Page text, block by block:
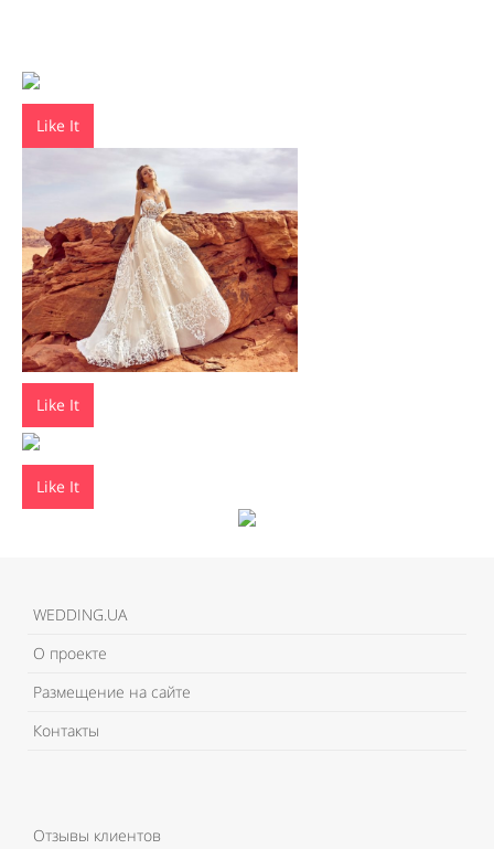
Like It
Like It
Like It
WEDDING.UA
О проекте
Размещение на сайте
Контакты
Отзывы клиентов